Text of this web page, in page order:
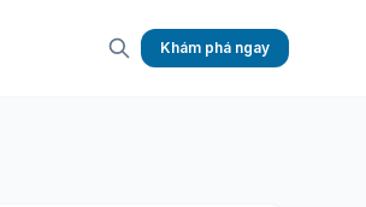
Khám phá ngay